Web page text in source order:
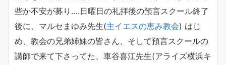
些か不安が募り….日曜日の礼拝後の預言スクール終了
後に、マルセまゆみ先生(主イエスの恵み教会) はじ
め、教会の兄弟姉妹の皆さん、そして預言スクールの
講師で来て下さってた、車谷喜江先生(アライズ横浜キ